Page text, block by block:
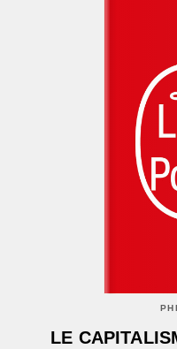
LE